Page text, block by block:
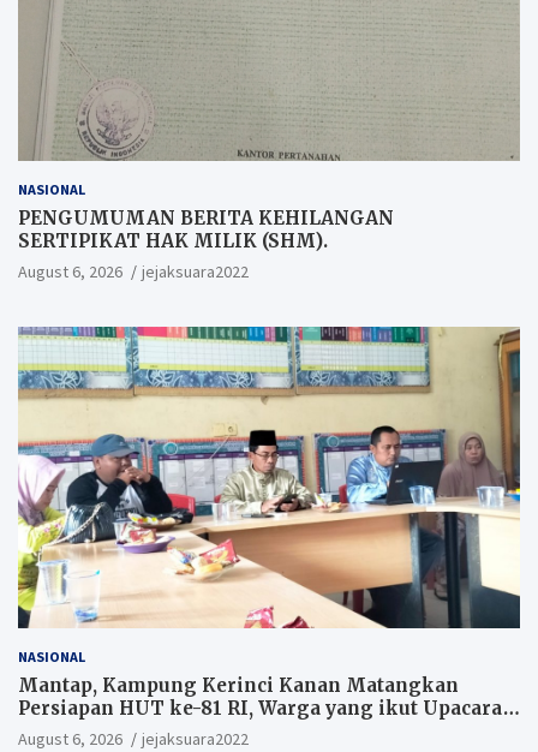
NASIONAL
PENGUMUMAN BERITA KEHILANGAN
SERTIPIKAT HAK MILIK (SHM).
August 6, 2026 jejaksuara2022
NASIONAL
Mantap, Kampung Kerinci Kanan Matangkan
Persiapan HUT ke-81 RI, Warga yang ikut Upacara
Berkesempatan Raih Hadiah
August 6, 2026 jejaksuara2022